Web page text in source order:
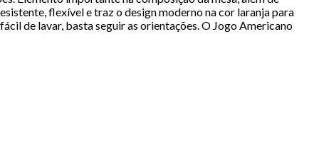
flexível e traz o design moderno na cor laranja para
de lavar, basta seguir as orientações. O Jogo Americano